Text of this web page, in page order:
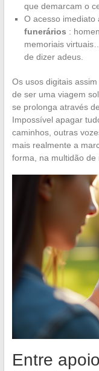
que demarcam o
O acesso imediato
funerários :
memoriais
de dizer adeus.
Os usos digitais
de ser uma viagem
se prolonga através
Impossível apagar
caminhos, outras
mais realmente a
forma, na multidão de
Entre